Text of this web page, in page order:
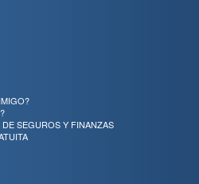
SEGUROS Y FINANZAS